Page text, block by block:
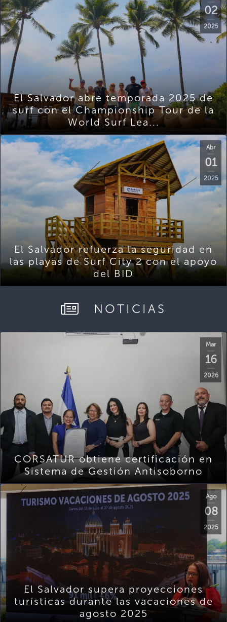
02
2025
El Salvador abre temporada 2025 de
surf con el Championship Tour de la
World Surf Lea...
Abr
01
2025
El Salvador refuerza la seguridad en
las playas de Surf City 2 con el apoyo
del BID
NOTICIAS
Mar
16
2026
CORSATUR obtiene certificación en
Sistema de Gestión Antisoborno
Ago
08
2025
El Salvador supera proyecciones
turísticas durante las vacaciones de
agosto 2025